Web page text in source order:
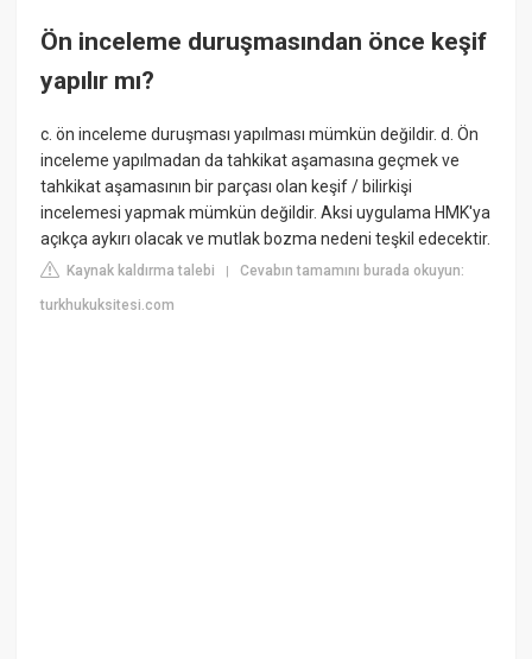
Ön inceleme duruşmasından önce keşif
yapılır mı?
c. ön inceleme duruşması yapılması mümkün değildir. d. Ön
inceleme yapılmadan da tahkikat aşamasına geçmek ve
tahkikat aşamasının bir parçası olan keşif / bilirkişi
incelemesi yapmak mümkün değildir. Aksi uygulama HMK'ya
açıkça aykırı olacak ve mutlak bozma nedeni teşkil edecektir.
Kaynak kaldırma talebi |Cevabın tamamını burada okuyun:
turkhukuksitesi.com